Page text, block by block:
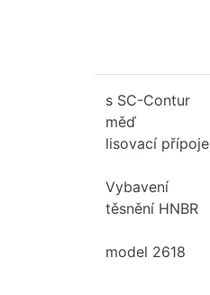
s SC-Contur
měď
lisovací přípoje
Vybavení
těsnění HNBR
model 2618